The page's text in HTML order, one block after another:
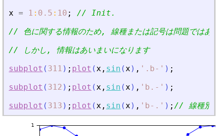
x = 1 : 0.5 : 10 ;
// Init.
// 色に関する情報のため, 線種または記号は問題ではあ
// しかし, 情報はあいまいになります
subplot ( 311 ) ; plot (x , sin (x ) , ' .b- ' ) ;
subplot ( 312 ) ; plot (x , sin (x ) , ' b.- ' ) ;
subplot ( 313 ) ; plot (x , sin (x ) , ' b- . ' ) ; // 線種別に